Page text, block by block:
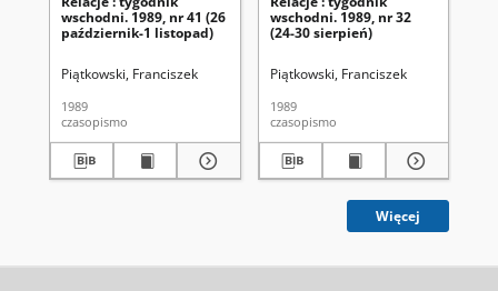
wschodni. 1989, nr 41 (26
październik-1 listopad)
Piątkowski, Franciszek
1989
czasopismo
wschodni. 1989, nr 32
(24-30 sierpień)
Piątkowski, Franciszek
1989
czasopismo
Więcej